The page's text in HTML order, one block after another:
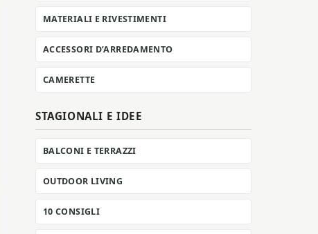
MATERIALI E RIVESTIMENTI
ACCESSORI D’ARREDAMENTO
CAMERETTE
STAGIONALI E IDEE
BALCONI E TERRAZZI
OUTDOOR LIVING
10 CONSIGLI